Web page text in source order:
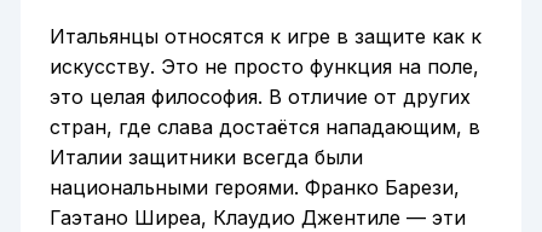
Итальянцы относятся к игре в защите как к
искусству. Это не просто функция на поле,
это целая философия. В отличие от других
стран, где слава достаётся нападающим, в
Италии защитники всегда были
национальными героями. Франко Барези,
Гаэтано Ширеа, Клаудио Джентиле — эти